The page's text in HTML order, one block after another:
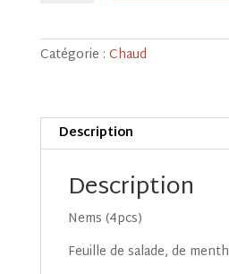
(4pcs)
Catégorie : Chaud
Description
Description
Nems (4pcs)
Feuille de salade, de